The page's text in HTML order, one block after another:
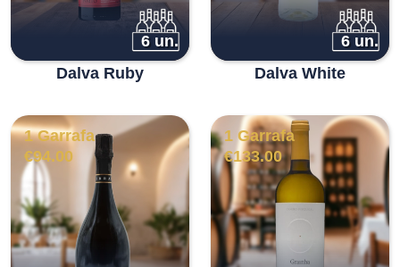
6 un.
Dalva Ruby
6 un.
Dalva White
1 Garrafa
€94.00
1 Garrafa
€133.00